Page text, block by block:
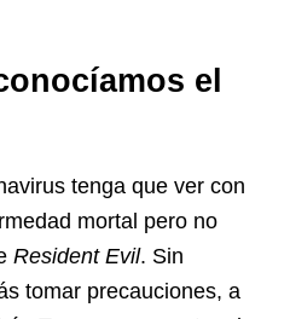
el
tenga que ver con
mortal pero no
Resident Evil. Sin
tomar precauciones, a